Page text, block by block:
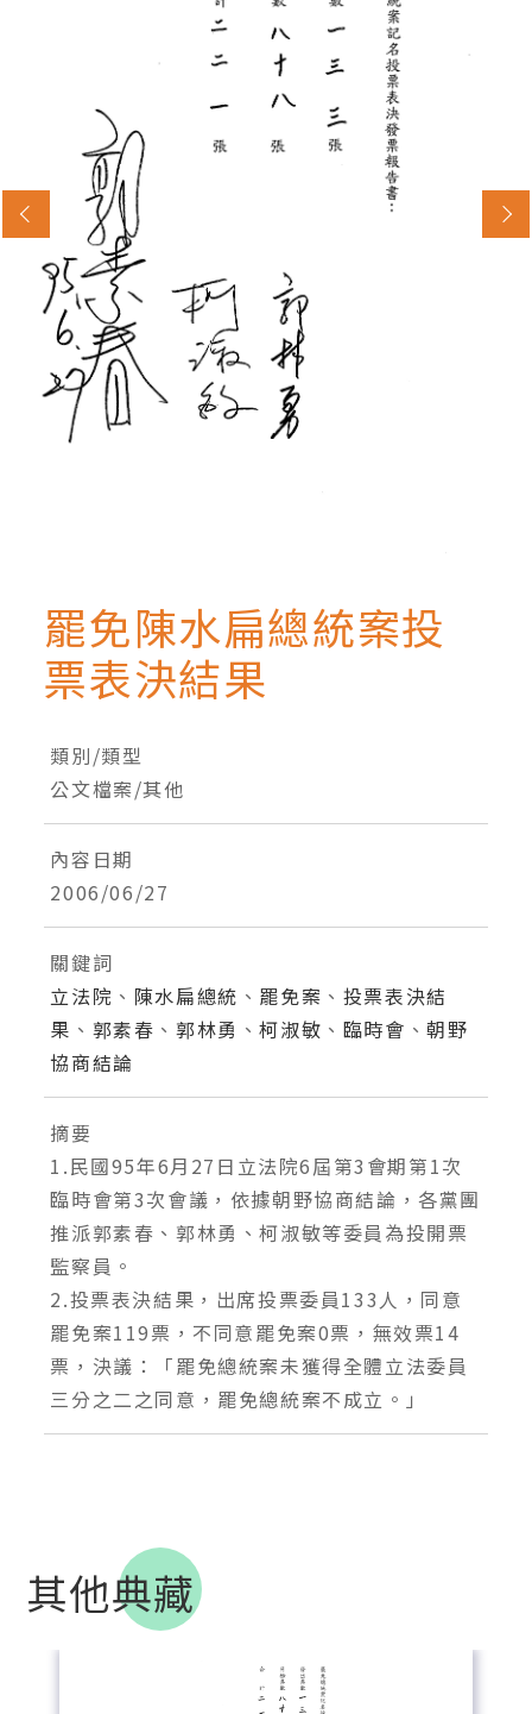
罷免陳水扁總統案投
票表決結果
類別/類型
公文檔案/其他
內容日期
2006/06/27
關鍵詞
立法院 、 陳水扁總統 、 罷免案 、 投票表決結
果 、 郭素春 、郭林勇 、柯淑敏 、 臨時會 、朝野
協商結論
摘要
1.民國95年6月27日立法院6屆第3會期第1次
臨時會第3次會議，依據朝野協商結論，各黨團
推派郭素春、郭林勇、柯淑敏等委員為投開票
監察員。
2.投票表決結果，出席投票委員133人，同意
罷免案119票，不同意罷免案0票，無效票14
票，決議：「罷免總統案未獲得全體立法委員
三分之二之同意，罷免總統案不成立。」
其他典藏